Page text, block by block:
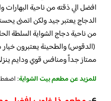
افضل الي ذقته من ناحية
الدجاج يعتبر جيد ولكن اتمنى
من ناحية دجاج الشواية السلطة
(الدقوس) والطحينة يعتبرون خيار
ممتاز جداً ومنافس قوي ودايم
للمزيد عن مطعم بيت الشواية:اضغط